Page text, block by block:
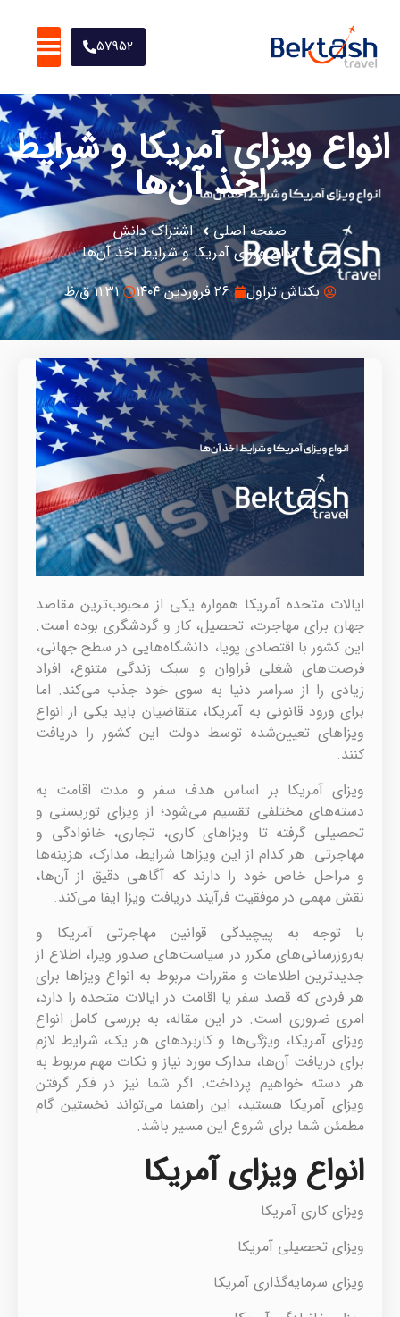
57952
انواع ویزای آمریکا و شرایط
اخذ آن‌ها
صفحه اصلی
اشتراک دانش
انواع ویزای آمریکا و شرایط اخذ آن‌ها
بکتاش تراول
۲۶ فروردین ۱۴۰۴ ۱۱:۳۱ ق٫ظ
ایالات متحده آمریکا همواره یکی از محبوب‌ترین مقاصد
جهان برای مهاجرت، تحصیل، کار و گردشگری بوده است.
این کشور با اقتصادی پویا، دانشگاه‌هایی در سطح جهانی،
فرصت‌های شغلی فراوان و سبک زندگی متنوع، افراد
زیادی را از سراسر دنیا به سوی خود جذب می‌کند. اما
برای ورود قانونی به آمریکا، متقاضیان باید یکی از انواع
ویزاهای تعیین‌شده توسط دولت این کشور را دریافت
کنند.
ویزای آمریکا بر اساس هدف سفر و مدت اقامت به
دسته‌های مختلفی تقسیم می‌شود؛ از ویزای توریستی و
تحصیلی گرفته تا ویزاهای کاری، تجاری، خانوادگی و
مهاجرتی. هر کدام از این ویزاها شرایط، مدارک، هزینه‌ها
و مراحل خاص خود را دارند که آگاهی دقیق از آن‌ها،
نقش مهمی در موفقیت فرآیند دریافت ویزا ایفا می‌کند.
با توجه به پیچیدگی قوانین مهاجرتی آمریکا و
به‌روزرسانی‌های مکرر در سیاست‌های صدور ویزا، اطلاع از
جدیدترین اطلاعات و مقررات مربوط به انواع ویزاها برای
هر فردی که قصد سفر یا اقامت در ایالات متحده را دارد،
امری ضروری است. در این مقاله، به بررسی کامل انواع
ویزای آمریکا، ویژگی‌ها و کاربردهای هر یک، شرایط لازم
برای دریافت آن‌ها، مدارک مورد نیاز و نکات مهم مربوط به
هر دسته خواهیم پرداخت. اگر شما نیز در فکر گرفتن
ویزای آمریکا هستید، این راهنما می‌تواند نخستین گام
مطمئن شما برای شروع این مسیر باشد.
انواع ویزای آمریکا
ویزای کاری آمریکا
ویزای تحصیلی آمریکا
ویزای سرمایه‌گذاری آمریکا